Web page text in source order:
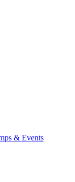
& Events